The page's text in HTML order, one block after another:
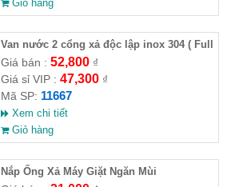
Giỏ hàng
Van nước 2 cổng xả độc lập inox 304 ( Full
VAT )
Giá bán : 52,800₫
Giá sỉ VIP : 47,300₫
Mã SP: 11667
Xem chi tiết
Giỏ hàng
Nắp Ống Xả Máy Giặt Ngăn Mùi